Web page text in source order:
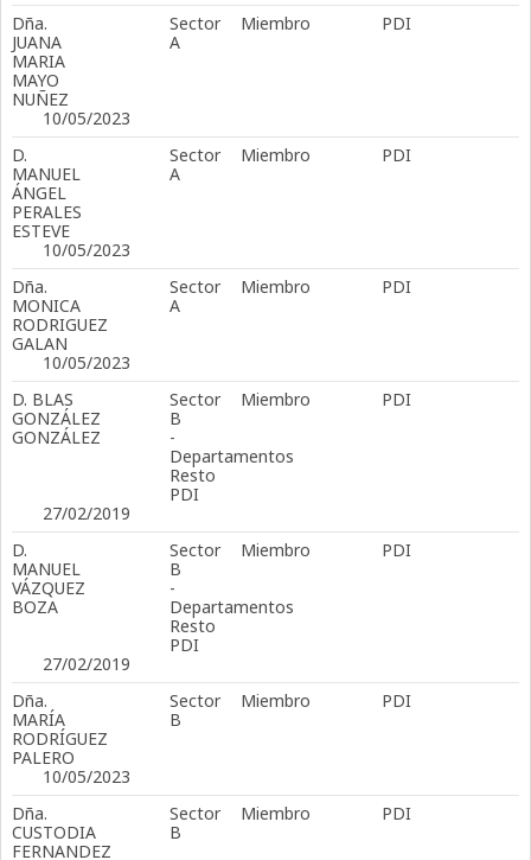
Dña.
JUANA
MARIA
MAYO
NUÑEZ
Sector
A
Miembro PDI
10/05/2023
D.
MANUEL
ÁNGEL
PERALES
ESTEVE
Sector
A
Miembro PDI
10/05/2023
Dña.
MONICA
RODRIGUEZ
GALAN
Sector
A
Miembro PDI
10/05/2023
D. BLAS
GONZÁLEZ
GONZÁLEZ
Sector
B
-
Departamentos
Resto
PDI
Miembro PDI
27/02/2019
D.
MANUEL
VÁZQUEZ
BOZA
Sector
B
-
Departamentos
Resto
PDI
Miembro PDI
27/02/2019
Dña.
MARÍA
RODRÍGUEZ
PALERO
Sector
B
Miembro PDI
10/05/2023
Dña.
CUSTODIA
FERNANDEZ
Sector
B
Miembro PDI